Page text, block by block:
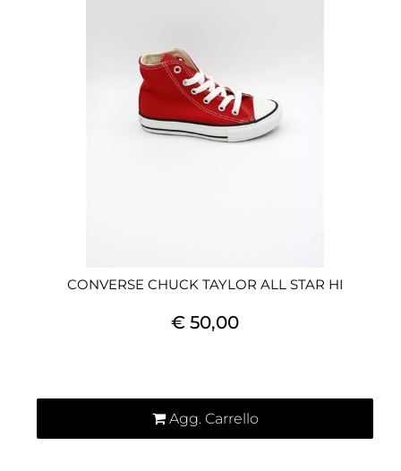
CONVERSE CHUCK TAYLOR ALL STAR HI
€ 50,00
Agg. Carrello